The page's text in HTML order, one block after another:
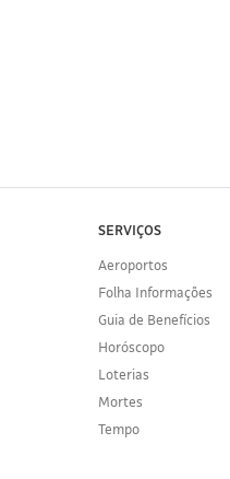
SERVIÇOS
Aeroportos
Folha Informações
Guia de Benefícios
Horóscopo
Loterias
Mortes
Tempo